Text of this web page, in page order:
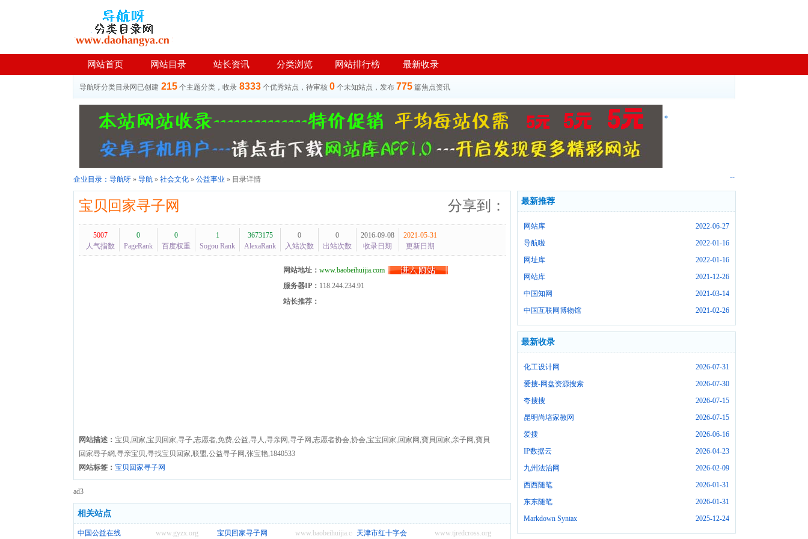
网站首页 网站目录 站长资讯 分类浏览 网站排行榜 最新收录
导航呀分类目录网已创建 215 个主题分类，收录 8333 个优秀站点，待审核 0 个未知站点，发布 775 篇焦点资讯
*
--
企业目录： 导航呀 » 导航 » 社会文化 » 公益事业 » 目录详情
分享到：
宝贝回家寻子网
5007
人气指数
0
PageRank
0
百度权重
1
Sogou Rank
3673175
AlexaRank
0
入站次数
0
出站次数
2016-09-08
收录日期
2021-05-31
更新日期
网站地址： www.baobeihuijia.com
服务器IP： 118.244.234.91
站长推荐：
网站描述： 宝贝,回家,宝贝回家,寻子,志愿者,免费,公益,寻人,寻亲网,寻子网,志愿者协会,协会,宝宝回家,回家网,寶貝回家,亲子网,寶貝
回家尋子網,寻亲宝贝,寻找宝贝回家,联盟,公益寻子网,张宝艳,1840533
网站标签： 宝贝回家寻子网
ad3
相关站点
www.gyzx.org
中国公益在线 www.baobeihuijia.com
宝贝回家寻子网 www.tjredcross.org
天津市红十字会
最新推荐
2022-06-27
网站库
2022-01-16
导航啦
2022-01-16
网址库
2021-12-26
网站库
2021-03-14
中国知网
2021-02-26
中国互联网博物馆
最新收录
2026-07-31
化工设计网
2026-07-30
爱搜-网盘资源搜索
2026-07-15
夸搜搜
2026-07-15
昆明尚培家教网
2026-06-16
爱搜
2026-04-23
IP数据云
2026-02-09
九州法治网
2026-01-31
西西随笔
2026-01-31
东东随笔
2025-12-24
Markdown Syntax